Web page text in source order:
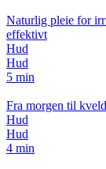
Naturlig pleie for
effektivt
Hud
Hud
5 min
Fra morgen til
Hud
Hud
4 min